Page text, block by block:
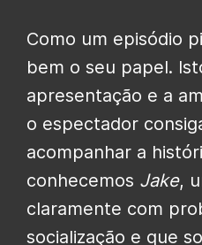
Como um episódio
bem o seu papel.
apresentação e a
o espectador
acompanhar a
conhecemos Jake,
claramente com
socialização e que